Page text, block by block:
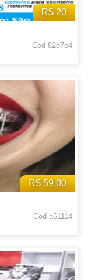
R$ 20
Cod 82e7e4
R$ 59,00
Cod a61114